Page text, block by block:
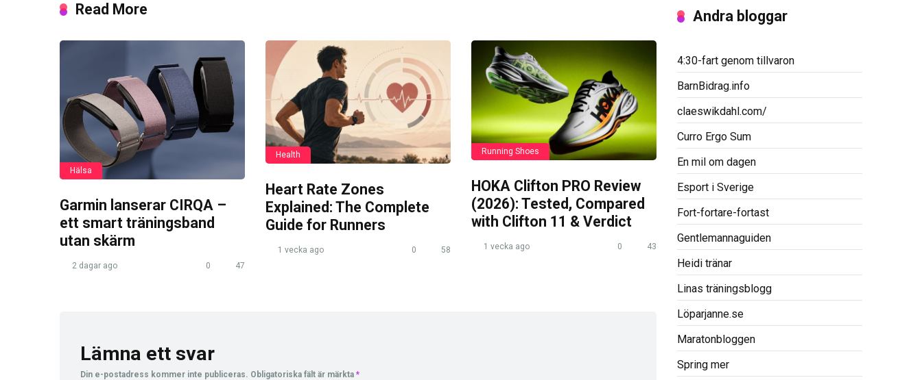
Read More
Hälsa
Garmin lanserar CIRQA –
ett smart träningsband
utan skärm
2 dagar ago 0 47
Health
Heart Rate Zones
Explained: The Complete
Guide for Runners
1 vecka ago 0 58
Running Shoes
HOKA Clifton PRO Review
(2026): Tested, Compared
with Clifton 11 & Verdict
1 vecka ago 0 43
Lämna ett svar
Din e-postadress kommer inte publiceras. Obligatoriska fält är märkta *
Andra bloggar
4:30-fart genom tillvaron
BarnBidrag.info
claeswikdahl.com/
Curro Ergo Sum
En mil om dagen
Esport i Sverige
Fort-fortare-fortast
Gentlemannaguiden
Heidi tränar
Linas träningsblogg
Löparjanne.se
Maratonbloggen
Spring mer